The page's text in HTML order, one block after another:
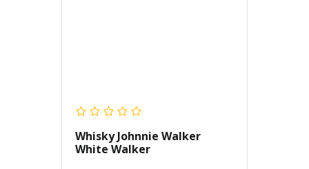
Whisky Johnnie Walker
White Walker